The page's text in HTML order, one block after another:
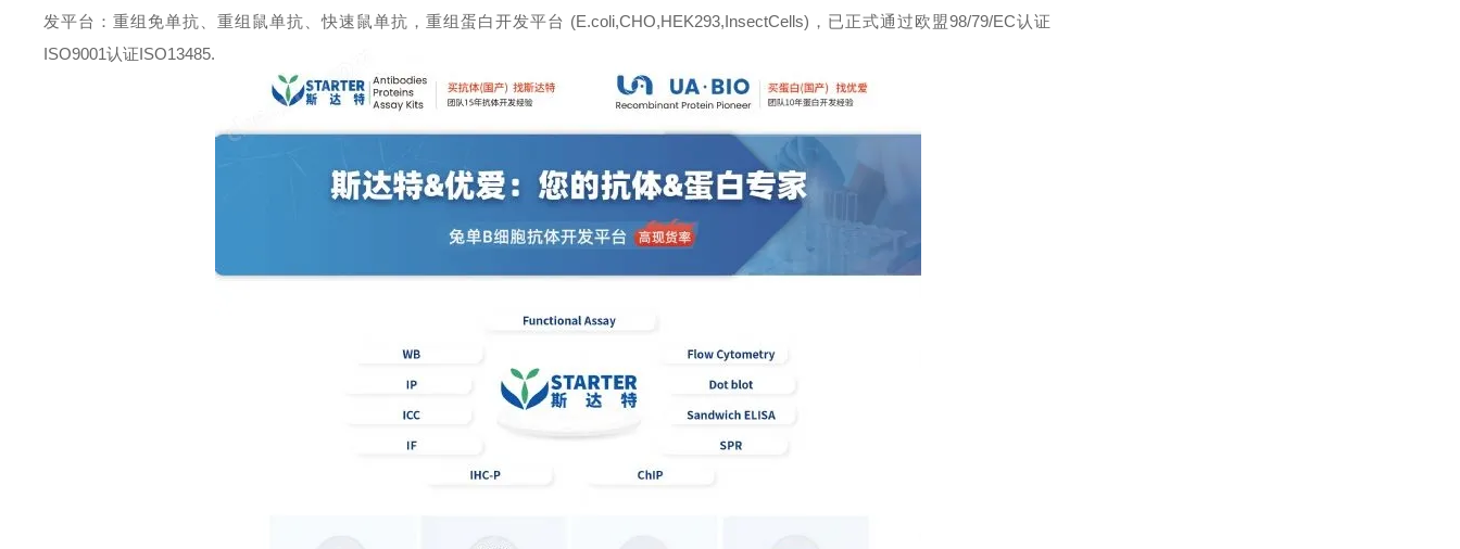
发平台：重组免单抗、重组鼠单抗、快速鼠单抗，重组蛋白开发平台 (E.coli,CHO,HEK293,InsectCells)，已正式通过欧盟98/79/EC认证
ISO9001认证ISO13485.